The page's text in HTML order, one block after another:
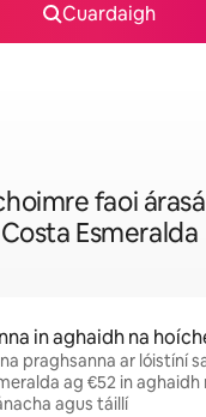
Cuardaigh
faoi
Costa Esmeralda
in aghaidh na
praghsanna ar lóistíní
ag €52 in aghaidh
agus táillí